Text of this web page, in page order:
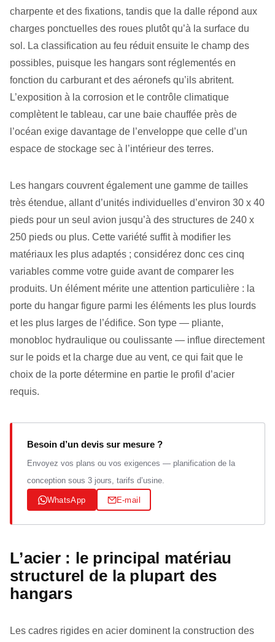
charpente et des fixations, tandis que la dalle répond aux
charges ponctuelles des roues plutôt qu’à la surface du
sol. La classification au feu réduit ensuite le champ des
possibles, puisque les hangars sont réglementés en
fonction du carburant et des aéronefs qu’ils abritent.
L’exposition à la corrosion et le contrôle climatique
complètent le tableau, car une baie chauffée près de
l’océan exige davantage de l’enveloppe que celle d’un
espace de stockage sec à l’intérieur des terres.
Les hangars couvrent également une gamme de tailles
très étendue, allant d’unités individuelles d’environ 30 x 40
pieds pour un seul avion jusqu’à des structures de 240 x
250 pieds ou plus. Cette variété suffit à modifier les
matériaux les plus adaptés ; considérez donc ces cinq
variables comme votre guide avant de comparer les
produits. Un élément mérite une attention particulière : la
porte du hangar figure parmi les éléments les plus lourds
et les plus larges de l’édifice. Son type — pliante,
monobloc hydraulique ou coulissante — influe directement
sur le poids et la charge due au vent, ce qui fait que le
choix de la porte détermine en partie le profil d’acier
requis.
Besoin d’un devis sur mesure ?
Envoyez vos plans ou vos exigences — planification de la
conception sous 3 jours, tarifs d’usine.
WhatsApp E-mail
L’acier : le principal matériau
structurel de la plupart des
hangars
Les cadres rigides en acier dominent la construction des